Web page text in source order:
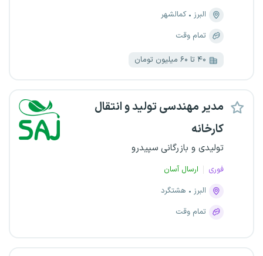
البرز
کمالشهر
تمام وقت
۴۰ تا ۶۰ میلیون تومان
مدیر مهندسی تولید و انتقال
کارخانه
تولیدی و بازرگانی سپیدرو
فوری
ارسال آسان
البرز
هشتگرد
تمام وقت